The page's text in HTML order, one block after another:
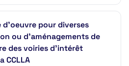
d'oeuvre pour diverses
ou d'aménagements de
des voiries d'intérêt
CCLLA